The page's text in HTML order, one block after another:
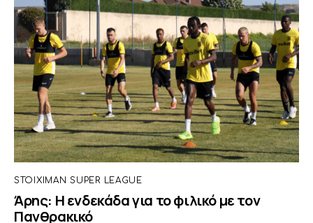
STOIXIMAN SUPER LEAGUE
Άρης: Η ενδεκάδα για το φιλικό με τον
Πανθρακικό